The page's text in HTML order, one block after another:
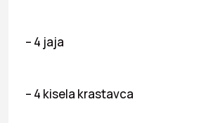
– 4 jaja
– 4 kisela krastavca